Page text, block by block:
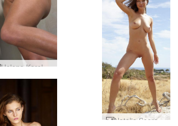
Helena Karel Malaikat Kegelapan #36
Natalia Seorang Gadis Padang Rumput Telanjang #6